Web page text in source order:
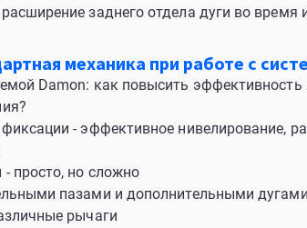
заднего отдела дуги во время
механика при работе с
Damon: как повысить
- эффективное нивелирование,
просто, но сложно
пазами и дополнительными
рычаги